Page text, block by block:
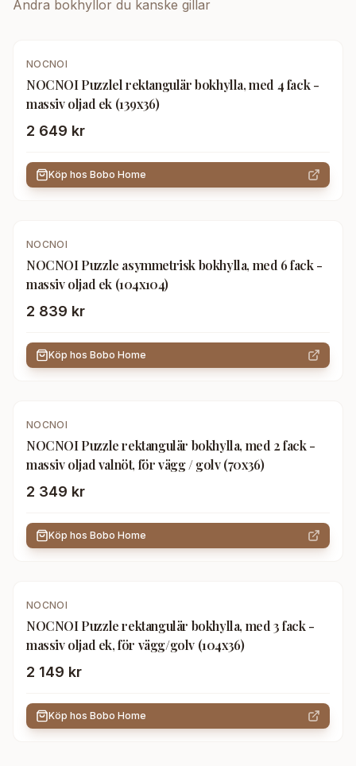
Andra bokhyllor du kanske gillar
NOCNOI
NOCNOI Puzzlel rektangulär bokhylla, med 4 fack -
massiv oljad ek (139x36)
2 649 kr
Köp hos Bobo Home
NOCNOI
NOCNOI Puzzle asymmetrisk bokhylla, med 6 fack -
massiv oljad ek (104x104)
2 839 kr
Köp hos Bobo Home
NOCNOI
NOCNOI Puzzle rektangulär bokhylla, med 2 fack -
massiv oljad valnöt, för vägg / golv (70x36)
2 349 kr
Köp hos Bobo Home
NOCNOI
NOCNOI Puzzle rektangulär bokhylla, med 3 fack -
massiv oljad ek, för vägg/golv (104x36)
2 149 kr
Köp hos Bobo Home